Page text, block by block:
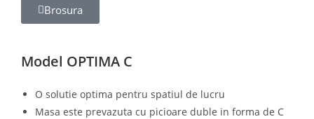
Brosura
Model OPTIMA C
O solutie optima pentru spatiul de lucru
Masa este prevazuta cu picioare duble in forma de C